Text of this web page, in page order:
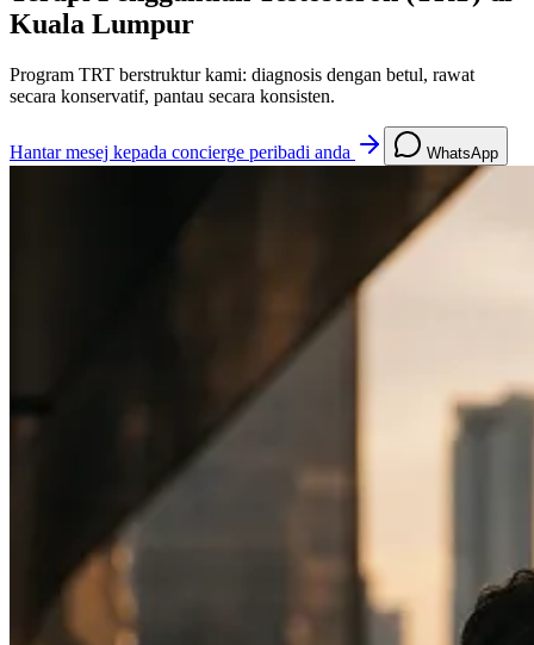
Kuala Lumpur
Program TRT berstruktur kami: diagnosis dengan betul, rawat
secara konservatif, pantau secara konsisten.
Hantar mesej kepada concierge peribadi anda WhatsApp